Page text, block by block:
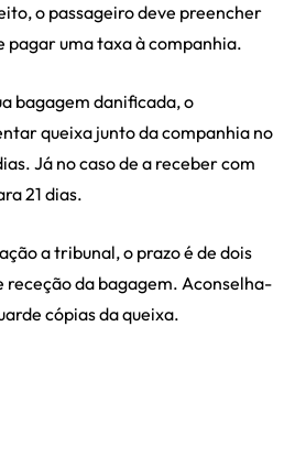
o passageiro deve preencher
uma taxa à companhia.
bagagem danificada, o
queixa junto da companhia no
Já no caso de a receber com
21 dias.
a tribunal, o prazo é de dois
receção da bagagem. Aconselha-
cópias da queixa.